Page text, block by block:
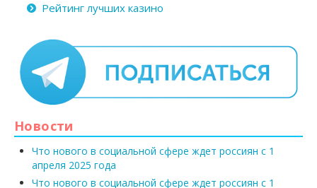
Рейтинг лучших казино
Новости
Что нового в социальной сфере ждет россиян с 1
апреля 2025 года
Что нового в социальной сфере ждет россиян с 1